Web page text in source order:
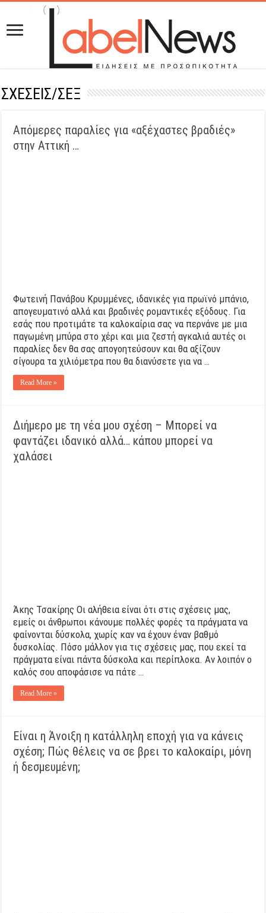
ΣΧΕΣΕΙΣ/ΣΕΞ
Απόμερες παραλίες για «αξέχαστες βραδιές»
στην Αττική …
Φωτεινή Πανάβου Κρυμμένες, ιδανικές για πρωϊνό μπάνιο,
απογευματινό αλλά και βραδινές ρομαντικές εξόδους. Για
εσάς που προτιμάτε τα καλοκαίρια σας να περνάνε με μια
παγωμένη μπύρα στο χέρι και μια ζεστή αγκαλιά αυτές οι
παραλίες δεν θα σας απογοητεύσουν και θα αξίζουν
σίγουρα τα χιλιόμετρα που θα διανύσετε για να …
Read More »
Διήμερο με τη νέα μου σχέση – Μπορεί να
φαντάζει ιδανικό αλλά… κάπου μπορεί να
χαλάσει
Άκης Τσακίρης Οι αλήθεια είναι ότι στις σχέσεις μας,
εμείς οι άνθρωποι κάνουμε πολλές φορές τα πράγματα να
φαίνονται δύσκολα, χωρίς καν να έχουν έναν βαθμό
δυσκολίας. Πόσο μάλλον για τις σχέσεις μας, που εκεί τα
πράγματα είναι πάντα δύσκολα και περίπλοκα. Αν λοιπόν ο
καλός σου αποφάσισε να πάτε …
Read More »
Είναι η Άνοιξη η κατάλληλη εποχή για να κάνεις
σχέση; Πώς θέλεις να σε βρει το καλοκαίρι, μόνη
ή δεσμευμένη;